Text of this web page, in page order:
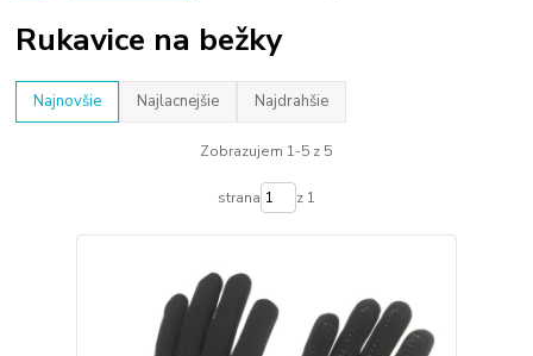
Rukavice na bežky
Najnovšie Najlacnejšie Najdrahšie
Zobrazujem 1-5 z 5
strana z 1